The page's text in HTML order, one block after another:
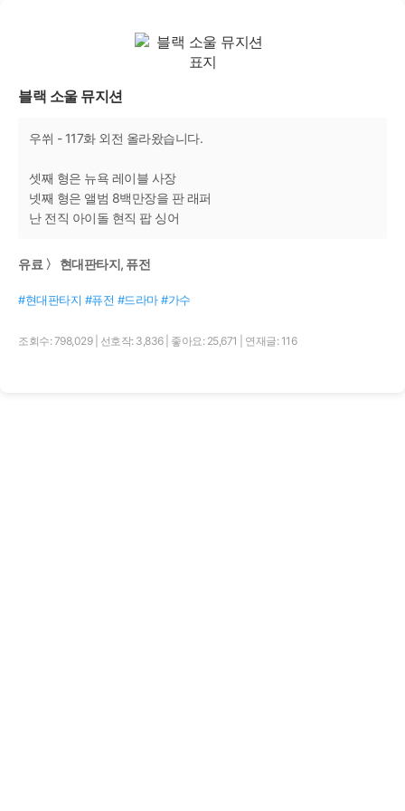
블랙 소울 뮤지션
우쒸 - 117화 외전 올라왔습니다.
셋째 형은 뉴욕 레이블 사장
넷째 형은 앨범 8백만장을 판 래퍼
난 전직 아이돌 현직 팝 싱어
유료 〉 현대판타지, 퓨전
#현대판타지 #퓨전 #드라마 #가수
조회수: 798,029 선호작: 3,836 좋아요: 25,671 연재글: 116